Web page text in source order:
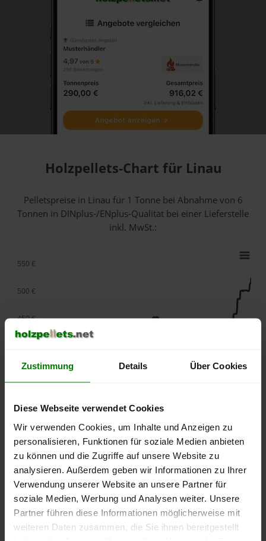
Zustimmung Details Über Cookies
Diese Webseite verwendet Cookies
Wir verwenden Cookies, um Inhalte und Anzeigen zu
personalisieren, Funktionen für soziale Medien anbieten
zu können und die Zugriffe auf unsere Website zu
analysieren. Außerdem geben wir Informationen zu Ihrer
Verwendung unserer Website an unsere Partner für
soziale Medien, Werbung und Analysen weiter. Unsere
Partner führen diese Informationen möglicherweise mit
weiteren Daten zusammen, die Sie ihnen bereitgestellt
Holzpellets-Chart für Linau
Pelletspreise in Linau für 1 Tonne bei Abnahmevon 6
Tonnen in DINplus-/ENplus-Qualität bei einer Lieferstelle
inkl. MwSt.:
September
2025
Januar
2026
Mai
2026
250 €
450 €
500 €
550 €
Die aktuelle Preisentwicklung für Holzpellets in Deutschland
können Sie jederzeit auf unsererPelletspreise-Seite
nachvollziehen.